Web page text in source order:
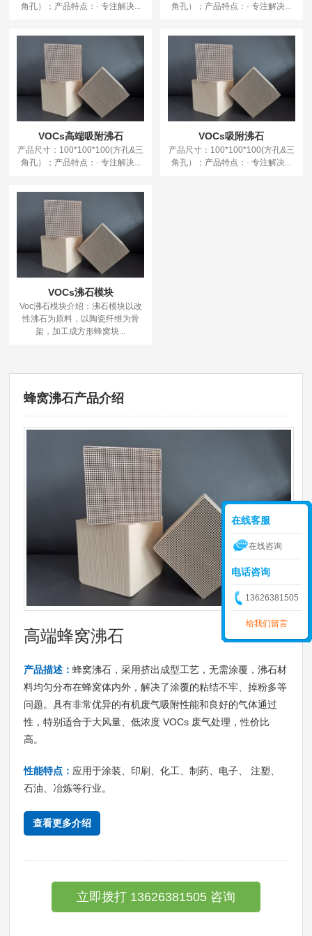
角孔）；产品特点：· 专注解决...
角孔）；产品特点：· 专注解决...
VOCs高端吸附沸石
产品尺寸：100*100*100(方孔&三
角孔）；产品特点：· 专注解决...
VOCs吸附沸石
产品尺寸：100*100*100(方孔&三
角孔）；产品特点：· 专注解决...
VOCs沸石模块
Voc沸石模块介绍：沸石模块以改
性沸石为原料，以陶瓷纤维为骨
架，加工成方形蜂窝块...
蜂窝沸石产品介绍
高端蜂窝沸石
产品描述：蜂窝沸石，采用挤出成型工艺，无需涂覆，沸石材
料均匀分布在蜂窝体内外，解决了涂覆的粘结不牢、掉粉多等
问题。具有非常优异的有机废气吸附性能和良好的气体通过
性，特别适合于大风量、低浓度 VOCs 废气处理，性价比
高。
性能特点： 应用于涂装、印刷、化工、制药、电子、 注塑、
石油、冶炼等行业。
查看更多介绍
立即拨打 13626381505 咨询
在线客服
在线咨询
电话咨询
13626381505
给我们留言